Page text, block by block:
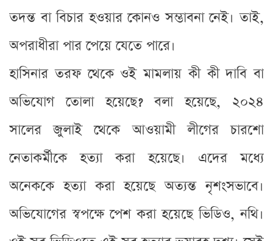
তদন্ত বা বিচার হওয়ার কোনও সম্ভাবনা নেই। তাই,
অপরাধীরা পার পেয়ে যেতে পারে।
হাসিনার তরফ থেকে ওই মামলায় কী কী দাবি বা
অভিযোগ তোলা হয়েছে? বলা হয়েছে, ২০২৪
সালের জুলাই থেকে আওয়ামী লীগের চারশো
নেতাকর্মীকে হত্যা করা হয়েছে। এদের মধ্যে
অনেককে হত্যা করা হয়েছে অত্যন্ত নৃশংসভাবে।
অভিযোগের স্বপক্ষে পেশ করা হয়েছে ভিডিও, নথি।